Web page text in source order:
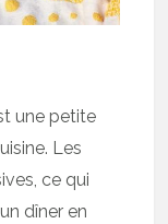
une petite
Les
ce qui
dîner en